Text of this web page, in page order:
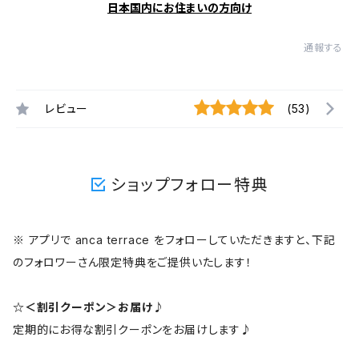
日本国内にお住まいの方向け
通報する
レビュー (53)
ショップフォロー特典
※ アプリで anca terrace をフォローしていただきますと、下記
のフォロワーさん限定特典をご提供いたします！
☆＜割引クーポン＞お届け♪
定期的にお得な割引クーポンをお届けします♪